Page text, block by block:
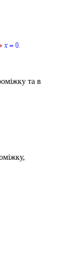
та в